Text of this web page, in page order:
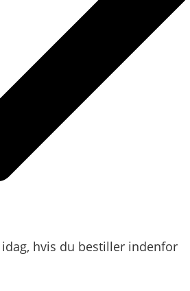
hvis du bestiller indenfor